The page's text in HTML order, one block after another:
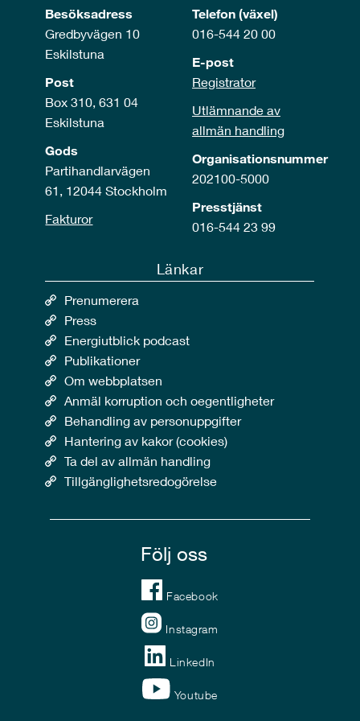
Besöksadress
Gredbyvägen 10
Eskilstuna
Post
Box 310, 631 04
Eskilstuna
Gods
Partihandlarvägen
61, 12044 Stockholm
Fakturor
Telefon (växel)
016-544 20 00
E-post
Registrator
Utlämnande av
allmän handling
Organisationsnummer
202100-5000
Presstjänst
016-544 23 99
Länkar
Prenumerera
Press
Energiutblick podcast
Publikationer
Om webbplatsen
Anmäl korruption och oegentligheter
Behandling av personuppgifter
Hantering av kakor (cookies)
Ta del av allmän handling
Tillgänglighetsredogörelse
Följ oss
Facebook
Instagram
LinkedIn
Youtube